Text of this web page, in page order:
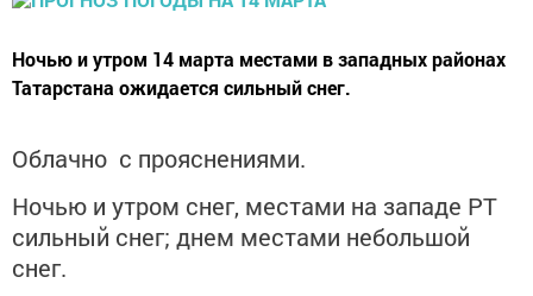
Ночью и утром 14 марта местами в западных районах
Татарстана ожидается сильный снег.
Облачно с прояснениями.
Ночью и утром снег, местами на западе РТ
сильный снег; днем местами небольшой
снег.